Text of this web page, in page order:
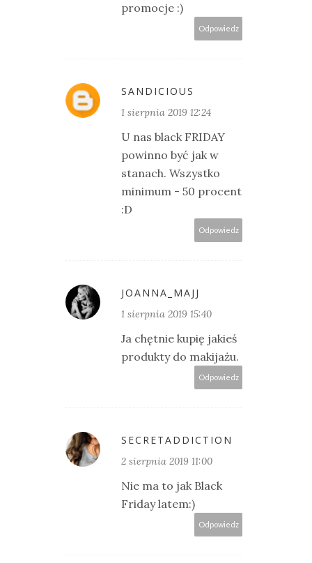
promocje :)
Odpowiedz
SANDICIOUS
1 sierpnia 2019 12:24
U nas black FRIDAY
powinno być jak w
stanach. Wszystko
minimum - 50 procent
:D
Odpowiedz
JOANNA_MAJJ
1 sierpnia 2019 15:40
Ja chętnie kupię jakieś
produkty do makijażu.
Odpowiedz
SECRETADDICTION
2 sierpnia 2019 11:00
Nie ma to jak Black
Friday latem:)
Odpowiedz